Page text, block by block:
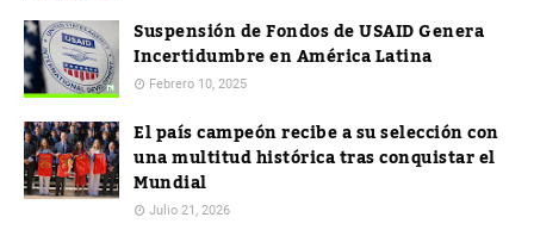
Suspensión de Fondos de USAID Genera
Incertidumbre en América Latina
Febrero 10, 2025
El país campeón recibe a su selección con
una multitud histórica tras conquistar el
Mundial
Julio 21, 2026